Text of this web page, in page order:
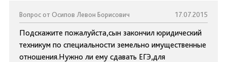
Вопрос от Осипов Левон Борисович 17.07.2015
Подскажите пожалуйста,сын закончил юридический
техникум по специальности земельно имущественные
отношения.Нужно ли ему сдавать ЕГЭ,для